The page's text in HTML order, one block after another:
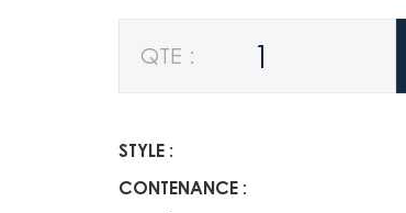
STYLE
CONTENANCE